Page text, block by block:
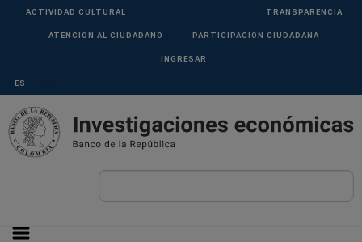
Pasar al contenido principal
Menu
Superior
ACTIVIDAD CULTURAL TRANSPARENCIA
ATENCIÓN AL CIUDADANO PARTICIPACION CIUDADANA
INGRESAR
Select your language